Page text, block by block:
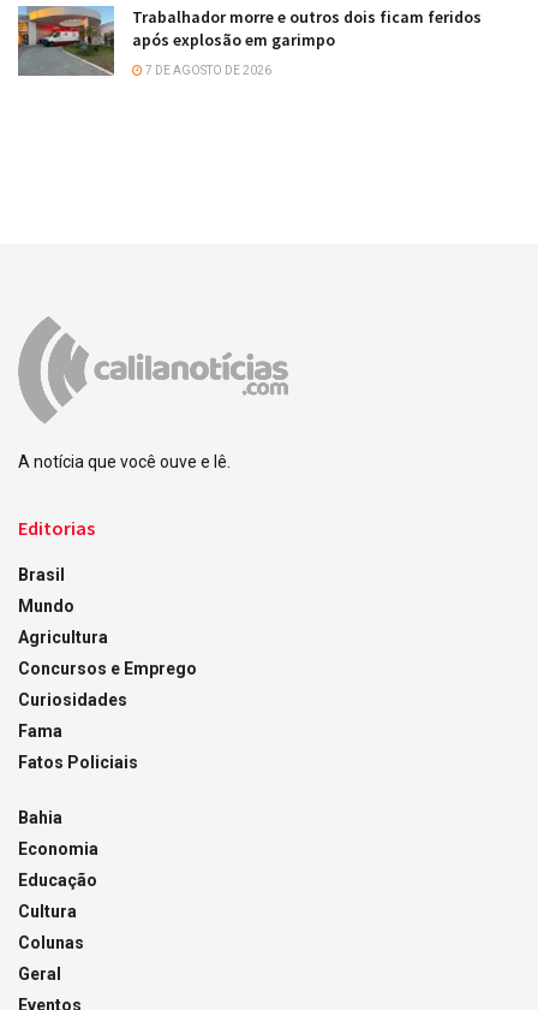
Trabalhador morre e outros dois ficam feridos
após explosão em garimpo
7 DE AGOSTO DE 2026
A notícia que você ouve e lê.
Editorias
Brasil
Mundo
Agricultura
Concursos e Emprego
Curiosidades
Fama
Fatos Policiais
Bahia
Economia
Educação
Cultura
Colunas
Geral
Eventos